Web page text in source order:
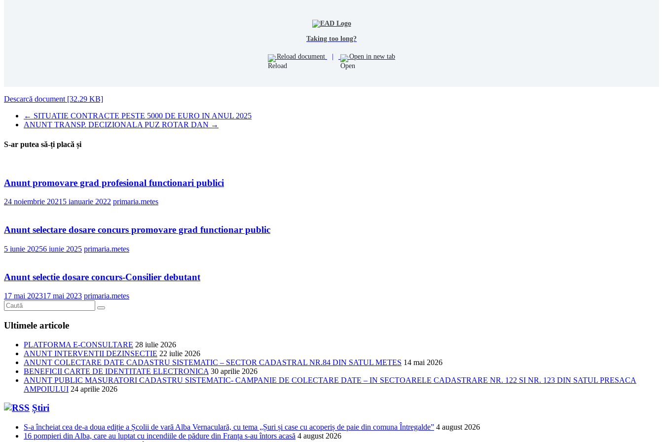
Taking too long?
Reload document Open in new tab
Descarcă document [32.29 KB]
← SITUATIE CONTRACTE PESTE 5000 DE EURO IN ANUL 2025
ANUNT TRANSP. DECIZIONALA PUZ ROTAR DAN →
S-ar putea să-ți placă și
Anunt promovare grad profesional functionari publici
24 noiembrie 20215 ianuarie 2022 primaria.metes
Anunt selectare dosare concurs promovare grad functionar public
5 iunie 20256 iunie 2025 primaria.metes
Anunt selectie dosare concurs-Consilier debutant
17 mai 202317 mai 2023 primaria.metes
Ultimele articole
PLATFORMA E-CONSULTARE 28 iulie 2026
ANUNT INTERVENTII DEZINSECTIE 22 iulie 2026
ANUNT COLECTARE DATE CADASTRU SISTEMATIC – SECTOR CADASTRAL NR.84 DIN SATUL METES 14 mai 2026
BENEFICII CARTE DE IDENTITATE ELECTRONICA 30 aprilie 2026
ANUNT PUBLIC MASURATORI CADASTRU SISTEMATIC- CAMPANIE DE COLECTARE DATE – IN SECTOARELE CADASTRARE NR. 122 SI NR. 123 DIN SATUL PRESACA
AMPOIULUI 24 aprilie 2026
Știri
S-a încheiat cea de-a doua ediție a Școlii de vară Alba Vernaculară, cu tema „Șuri și case cu acoperiș de paie din comuna Întregalde” 4 august 2026
16 pompieri din Alba, care au luptat cu incendiile de pădure din Franța s-au întors acasă 4 august 2026